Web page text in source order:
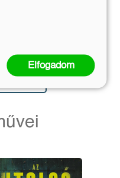
4 491 Ft
Kosárba
Elfogadom